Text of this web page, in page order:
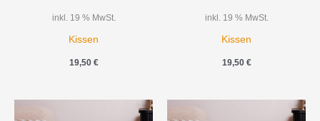
inkl. 19 % MwSt.
Kissen
19,50 €
inkl. 19 % MwSt.
Kissen
19,50 €